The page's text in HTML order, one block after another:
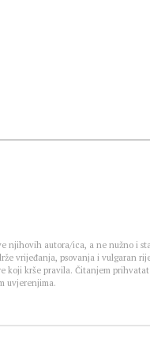
njihovih autora/ica, a ne nužno i
vrijeđanja, psovanja i vulgaran
koji krše pravila. Čitanjem
uvjerenjima.